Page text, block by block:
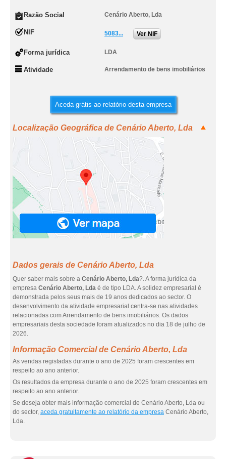
Razão Social Cenário Aberto, Lda
NIF 5083... Ver NIF
Forma jurídica LDA
Atividade Arrendamento de bens imobiliários
Aceda grátis ao relatório desta empresa
Localização Geográfica de Cenário Aberto, Lda
Dados gerais de Cenário Aberto, Lda
Quer saber mais sobre a Cenário Aberto, Lda?. A forma jurídica da
empresa Cenário Aberto, Lda é de tipo LDA. A solidez empresarial é
demonstrada pelos seus mais de 19 anos dedicados ao sector. O
desenvolvimento da atividade empresarial centra-se nas atividades
relacionadas com Arrendamento de bens imobiliários. Os dados
empresariais desta sociedade foram atualizados no dia 18 de julho de
2026.
Informação Comercial de Cenário Aberto, Lda
As vendas registadas durante o ano de 2025 foram crescentes em
respeito ao ano anterior.
Os resultados da empresa durante o ano de 2025 foram crescentes em
respeito ao ano anterior.
Se deseja obter mais informação comercial de Cenário Aberto, Lda ou
do sector, aceda gratuitamente ao relatório da empresa Cenário Aberto,
Lda.